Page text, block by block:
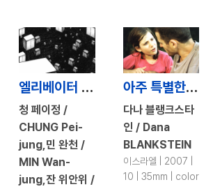
엘리베이터 / Elevator
청 페이정 /
CHUNG Pei-
jung,민 완천 /
MIN Wan-
jung,잔 위안위 /
아주 특별한 캠핑 / Camping
다나 블랭크스타
인 / Dana
BLANKSTEIN
이스라엘 | 2007 |
10 | 35mm | color